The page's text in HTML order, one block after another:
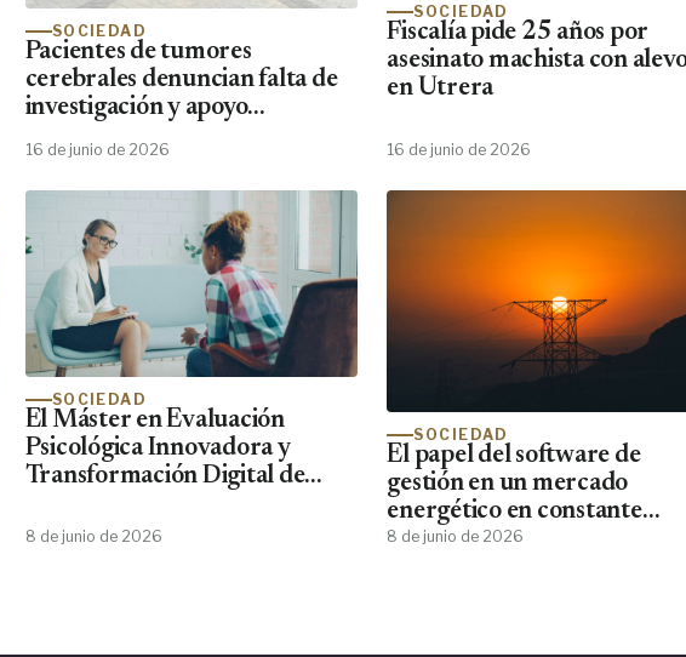
SOCIEDAD
Pacientes de tumores
cerebrales denuncian falta de
investigación y apoyo
16 de junio de 2026
SOCIEDAD
Fiscalía pide 25 años por
asesinato machista con
en Utrera
16 de junio de 2026
SOCIEDAD
El Máster en Evaluación
Psicológica Innovadora y
Transformación Digital de
de Psicólogo que el 87% de los
8 de junio de 2026
SOCIEDAD
El papel del software de
gestión en un mercado
energético en constante
cambio
8 de junio de 2026